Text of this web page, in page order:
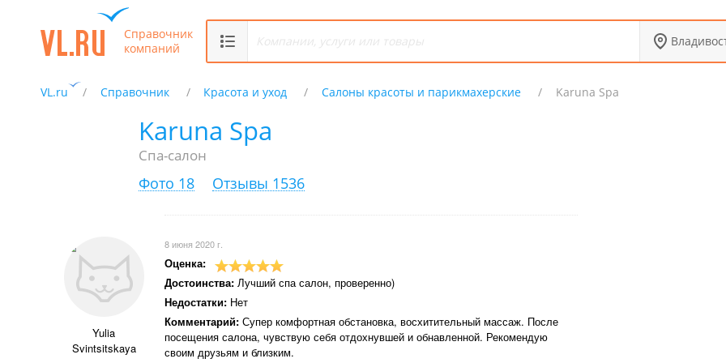
Справочник
компаний
VL.ru Справочник Красота и уход Салоны красоты и парикмахерские Karuna Spa
Karuna Spa
Спа-салон
Фото 18 Отзывы 1536
Yulia
Svintsitskaya
8 июня 2020 г.
Оценка:
Достоинства: Лучший спа салон, проверенно)
Недостатки: Нет
Комментарий: Супер комфортная обстановка, восхитительный массаж. После
посещения салона, чувствую себя отдохнувшей и обнавленной. Рекомендую
своим друзьям и близким.